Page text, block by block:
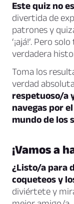
Este quiz no
divertida de
patrones y
‘¡ajá!’. Pero
verdadera
Toma los
verdad
respetuoso/a
navegas por
mundo de los
¡Vamos a
¿Listo/a para
coqueteos y
diviértete y